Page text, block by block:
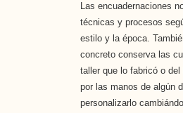
Las encuadernaciones
técnicas y procesos
estilo y la época.
concreto conserva las
taller que lo fabricó o
por las manos de algún
personalizarlo